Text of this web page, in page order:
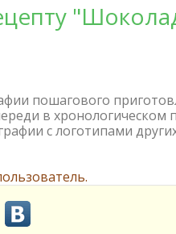
пошагового
в хронологическом
с логотипами